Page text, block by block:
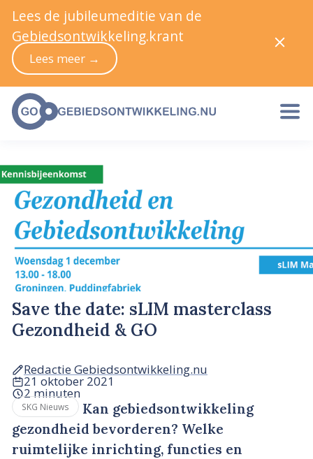
Save the date: sLIM masterclass
Gezondheid & GO
Redactie Gebiedsontwikkeling.nu
21 oktober 2021
2 minuten
SKG Nieuws
Kan gebiedsontwikkeling
gezondheid bevorderen? Welke
ruimtelijke inrichting, functies en
Lees de jubileumeditie van de
Gebiedsontwikkeling.krant
Lees meer →